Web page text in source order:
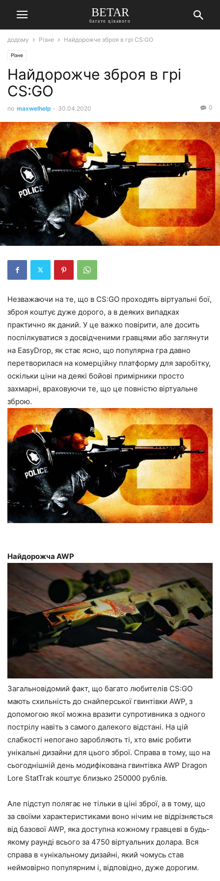
BETAR
багато цікавого
додому Різне Найдорожче зброя в грі CS:GO
Різне
Найдорожче зброя в грі
CS:GO
по maxwelhelp - 30.04.2020 0
Незважаючи на те, що в CS:GO проходять віртуальні бої,
зброя коштує дуже дорого, а в деяких випадках
практично як даний. У це важко повірити, але досить
поспілкуватися з досвідченими гравцями або заглянути
на EasyDrop, як стає ясно, що популярна гра давно
перетворилася на комерційну платформу для заробітку,
оскільки ціни на деякі бойові примірники просто
захмарні, враховуючи те, що це повністю віртуальне
зброю.
Найдорожча AWP
Загальновідомий факт, що багато любителів CS:GO
мають схильність до снайперської гвинтівки AWP, з
допомогою якої можна вразити супротивника з одного
пострілу навіть з самого далекого відстані. На цій
слабкості непогано заробляють ті, хто вміє робити
унікальні дизайни для цього зброї. Справа в тому, що на
сьогоднішній день модифікована гвинтівка AWP Dragon
Lore StatTrak коштує близько 250000 рублів.
Але підступ полягає не тільки в ціні зброї, а в тому, що
за своїми характеристиками воно нічим не відрізняється
від базової AWP, яка доступна кожному гравцеві в будь-
якому раунді всього за 4750 віртуальних долара. Вся
справа в «унікальному дизайні, який чомусь став
неймовірно популярним і, відповідно, дуже дорогим.